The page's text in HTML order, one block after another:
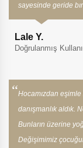
sayesinde geride
Lale Y.
Doğrulanmış
Hocamızdan
danışmanlık aldık.
Bunların üzerine
Değişimimiz